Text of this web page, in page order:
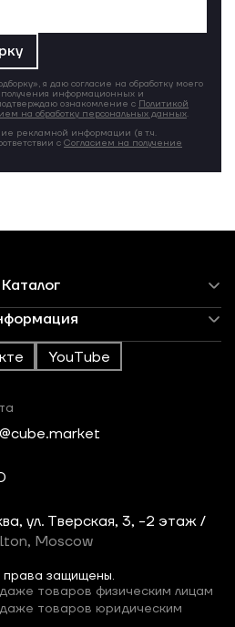
я даю согласие на обработку моего
информационных и
ознакомление с Политикой
на обработку персональных данных.
рекламной информации (в т.ч.
с Согласием на получение
Каталог
YouTube
защищены.
ул. Тверская, 3, -2 этаж /
Moscow
товаров физическим лицам
товаров юридическим